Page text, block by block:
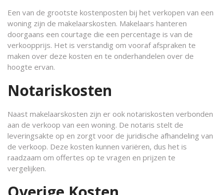
Een van de grootste kostenposten bij het verkopen van een
woning zijn de makelaarskosten. Makelaars hanteren
doorgaans een courtage die een percentage is van de
verkoopprijs. Het is verstandig om vooraf afspraken te
maken over deze kosten en te onderhandelen over de
hoogte ervan.
Notariskosten
Naast makelaarskosten zijn er ook notariskosten verbonden
aan de verkoop van een woning. De notaris stelt de
leveringsakte op en zorgt voor de juridische afhandeling van
de verkoop. Deze kosten kunnen variëren, dus het is
raadzaam om offertes op te vragen en prijzen te
vergelijken.